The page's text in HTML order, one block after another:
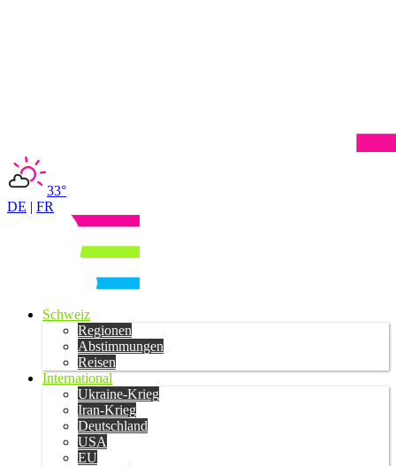
33°
DE | FR
Schweiz
Regionen
Abstimmungen
Reisen
International
Ukraine-Krieg
Iran-Krieg
Deutschland
USA
EU